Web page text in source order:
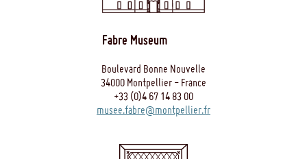
Fabre Museum
Boulevard Bonne Nouvelle
34000 Montpellier - France
+33 (0)4 67 14 83 00
musee.fabre@montpellier.fr